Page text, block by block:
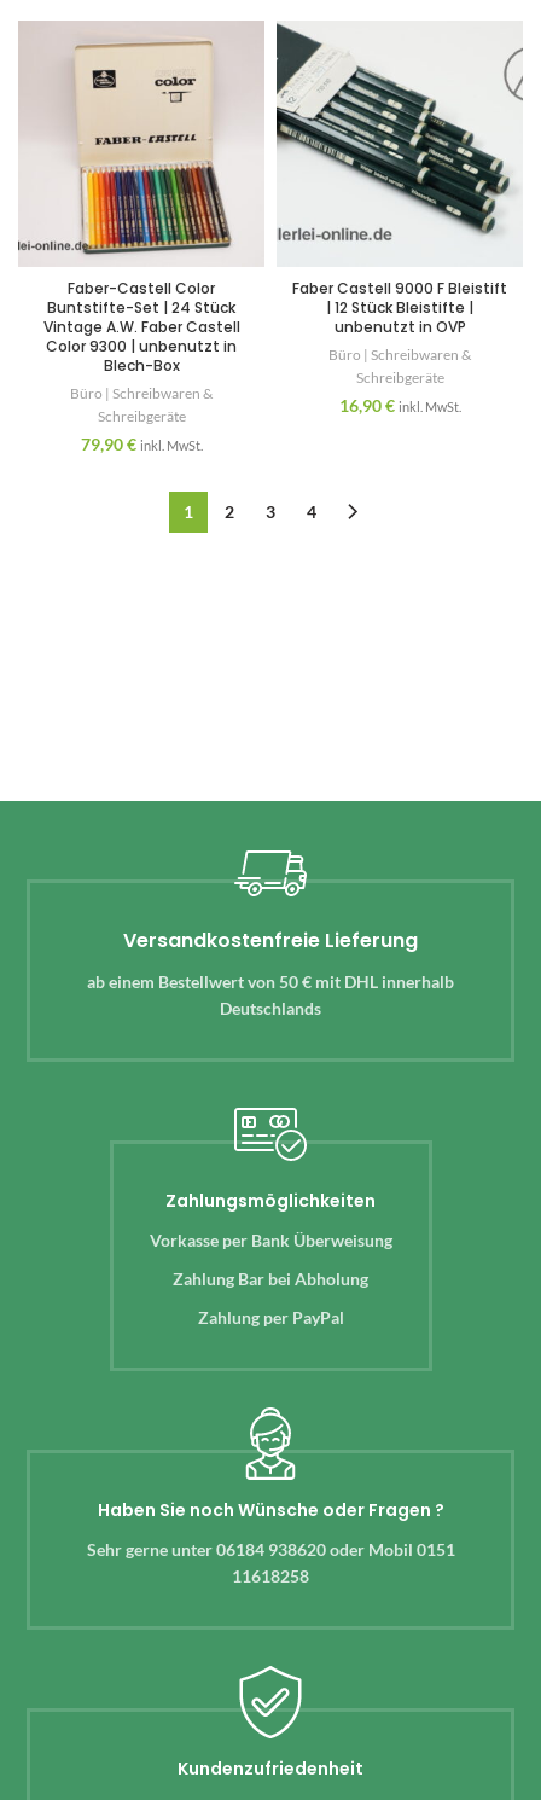
Faber-Castell Color
Buntstifte-Set | 24 Stück
Vintage A.W. Faber Castell
Color 9300 | unbenutzt in
Blech-Box
Büro | Schreibwaren &
Schreibgeräte
79,90€ inkl. MwSt.
Faber Castell 9000 F Bleistift
| 12 Stück Bleistifte |
unbenutzt in OVP
Büro | Schreibwaren &
Schreibgeräte
16,90€ inkl. MwSt.
1 2 3 4
Versandkostenfreie Lieferung
ab einem Bestellwert von 50 € mit DHL innerhalb
Deutschlands
Zahlungsmöglichkeiten
Vorkasse per Bank Überweisung
Zahlung Bar bei Abholung
Zahlung per PayPal
Haben Sie noch Wünsche oder Fragen ?
Sehr gerne unter 06184 938620 oder Mobil 0151
11618258
Kundenzufriedenheit